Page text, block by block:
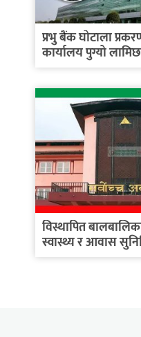
प्रभु बैंक घोटाला
कार्यालय पुग्यो
विस्थापित
स्वास्थ्य र आवास